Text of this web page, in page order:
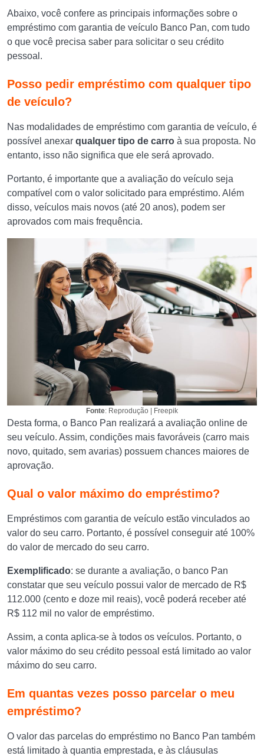
Abaixo, você confere as principais informações sobre o
empréstimo com garantia de veículo Banco Pan, com tudo
o que você precisa saber para solicitar o seu crédito
pessoal.
Posso pedir empréstimo com qualquer tipo
de veículo?
Nas modalidades de empréstimo com garantia de veículo, é
possível anexar qualquer tipo de carro à sua proposta. No
entanto, isso não significa que ele será aprovado.
Portanto, é importante que a avaliação do veículo seja
compatível com o valor solicitado para empréstimo. Além
disso, veículos mais novos (até 20 anos), podem ser
aprovados com mais frequência.
Fonte: Reprodução | Freepik
Desta forma, o Banco Pan realizará a avaliação online de
seu veículo. Assim, condições mais favoráveis (carro mais
novo, quitado, sem avarias) possuem chances maiores de
aprovação.
Qual o valor máximo do empréstimo?
Empréstimos com garantia de veículo estão vinculados ao
valor do seu carro. Portanto, é possível conseguir até 100%
do valor de mercado do seu carro.
Exemplificado: se durante a avaliação, o banco Pan
constatar que seu veículo possui valor de mercado de R$
112.000 (cento e doze mil reais), você poderá receber até
R$ 112 mil no valor de empréstimo.
Assim, a conta aplica-se à todos os veículos. Portanto, o
valor máximo do seu crédito pessoal está limitado ao valor
máximo do seu carro.
Em quantas vezes posso parcelar o meu
empréstimo?
O valor das parcelas do empréstimo no Banco Pan também
está limitado à quantia emprestada, e às cláusulas